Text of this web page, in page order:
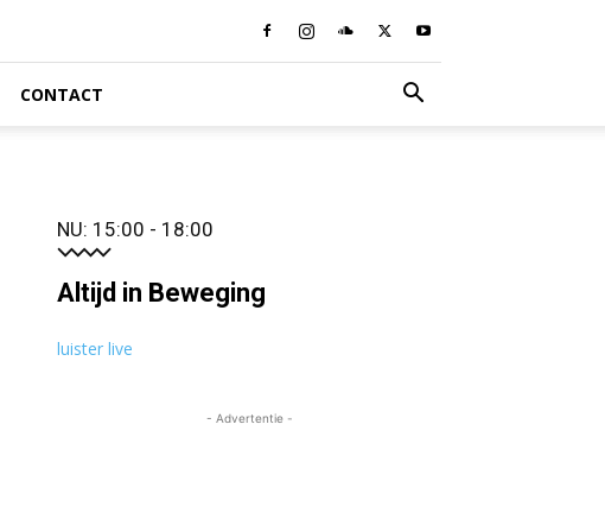
CONTACT
NU: 15:00 - 18:00
Altijd in Beweging
luister live
- Advertentie -